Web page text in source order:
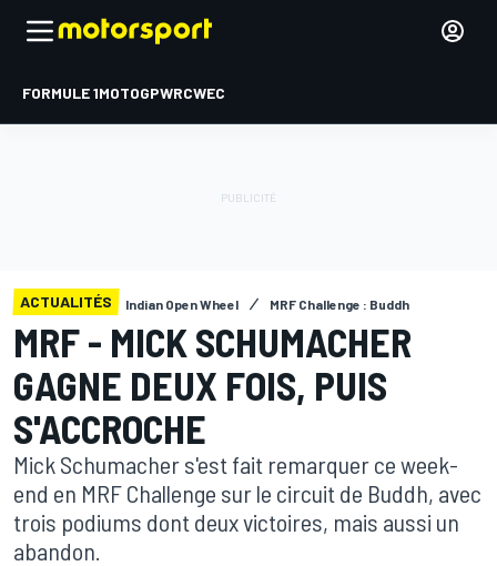
FORMULE 1MOTOGPWRCWEC
ACTUALITÉS Indian Open Wheel MRF Challenge : Buddh
MRF - MICK SCHUMACHER
GAGNE DEUX FOIS, PUIS
S'ACCROCHE
Mick Schumacher s'est fait remarquer ce week-
end en MRF Challenge sur le circuit de Buddh, avec
trois podiums dont deux victoires, mais aussi un
abandon.